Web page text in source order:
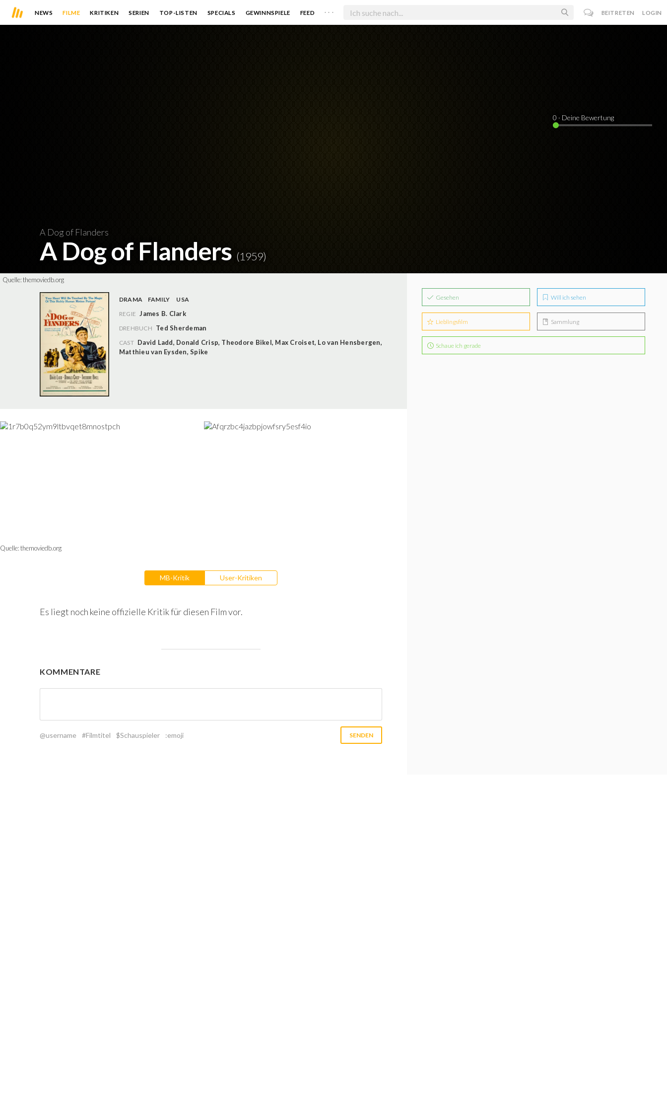
NEWS FILME KRITIKEN SERIEN TOP-LISTEN SPECIALS GEWINNSPIELE FEED . . . BEITRETEN LOGIN
A Dog of Flanders
A Dog of Flanders (1959)
0 · Deine Bewertung
Quelle:themoviedb.org
DRAMA FAMILY
USA
REGIE James B. Clark
DREHBUCH Ted Sherdeman
CAST David Ladd, Donald Crisp, Theodore Bikel, Max Croiset, Lo van Hensbergen,
Matthieu van Eysden,Spike
Quelle:themoviedb.org
MB-Kritik User-Kritiken
Es liegt noch keine offizielle Kritik für diesen Film vor.
KOMMENTARE
@username #Filmtitel $Schauspieler :emoji
Gesehen Will ich sehen
Lieblingsfilm Sammlung
Schaue ich gerade